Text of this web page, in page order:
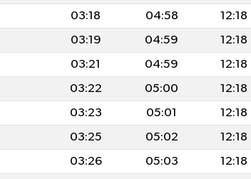
03:18 04:58 12:18
03:19 04:59 12:18
03:21 04:59 12:18
03:22 05:00 12:18
03:23 05:01 12:18
03:25 05:02 12:18
03:26 05:03 12:18